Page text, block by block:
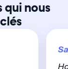
qui nous